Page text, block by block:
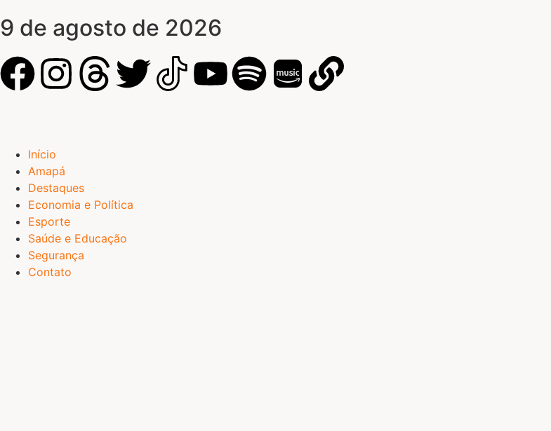
9 de agosto de 2026
Início
Amapá
Destaques
Economia e Política
Esporte
Saúde e Educação
Segurança
Contato